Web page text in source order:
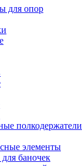
для опор
полкодержатели
элементы
баночек